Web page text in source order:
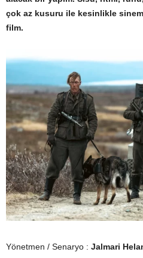
çok az kusuru ile kesinlikle
film.
Yönetmen / Senaryo : Jalmari